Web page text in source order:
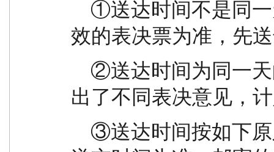
效的表决票为准，先
出了不同表决意见，